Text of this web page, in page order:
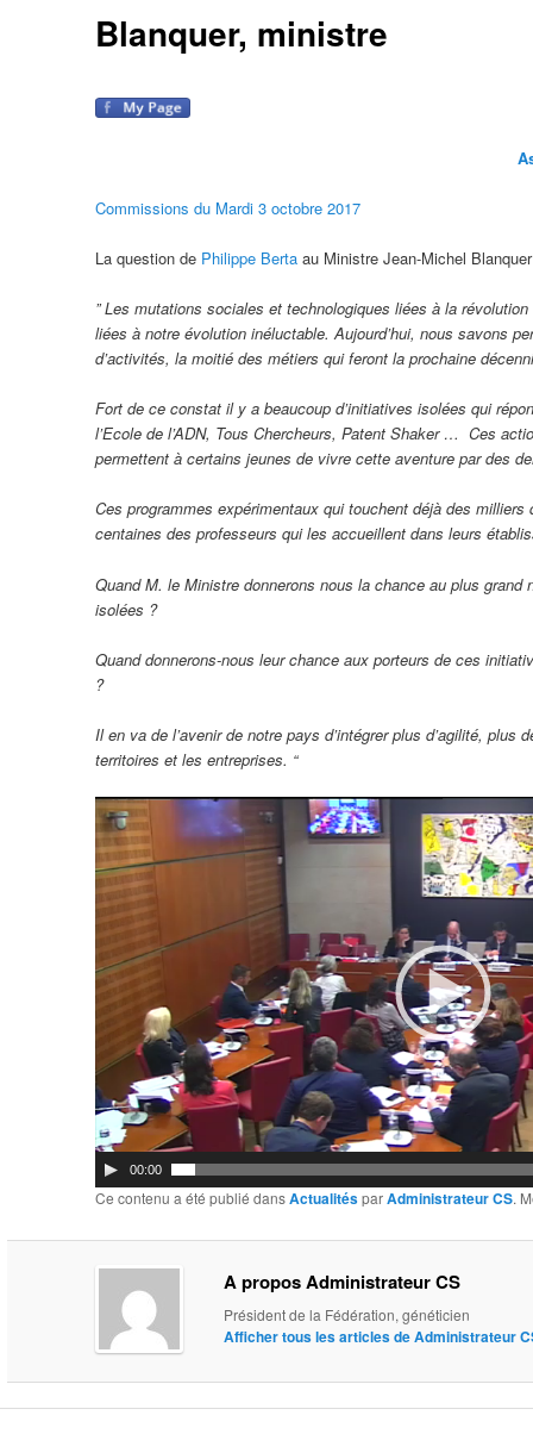
Blanquer, ministre
Commissions du Mardi 3 octobre 2017
La question de Philippe Berta au Ministre Jean-Michel
” Les mutations sociales et technologiques liées à la
liées à notre évolution inéluctable. Aujourd’hui, nous savons
d’activités, la moitié des métiers qui feront la prochaine
Fort de ce constat il y a beaucoup d’initiatives isolées qui
l’Ecole de l’ADN, Tous Chercheurs, Patent Shaker … Ces
permettent à certains jeunes de vivre cette aventure par des
Ces programmes expérimentaux qui touchent déjà des
centaines des professeurs qui les accueillent dans leurs
Quand M. le Ministre donnerons nous la chance au plus
isolées ?
Quand donnerons-nous leur chance aux porteurs de ces
?
Il en va de l’avenir de notre pays d’intégrer plus d’agilité,
territoires et les entreprises. “
Lecteur
vidéo
00:00
Ce contenu a été publié dansActualitésparAdministrateur CS.
A propos Administrateur CS
Président de la Fédération, généticien
Afficher tous les articles de Administrateur